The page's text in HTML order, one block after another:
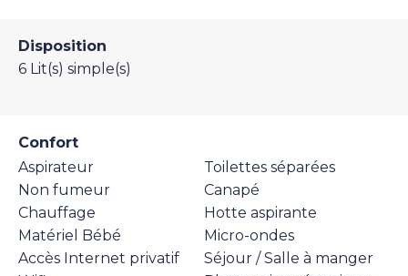
Disposition
6 Lit(s) simple(s)
Confort
Aspirateur
Non fumeur
Chauffage
Matériel Bébé
Accès Internet privatif
Toilettes séparées
Canapé
Hotte aspirante
Micro-ondes
Séjour / Salle à manger